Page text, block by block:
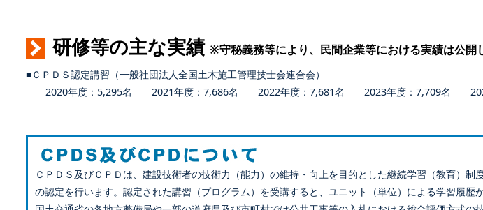
研修等の主な実績 ※守秘義務等により、民間企業等における実績は公開
■ＣＰＤＳ認定講習（一般社団法人全国土木施工管理技士会連合会）
2020年度：5,295名 2021年度：7,686名 2022年度：7,681名 2023年度：7,709名
ＣＰＤＳ及びＣＰＤは、建設技術者の技術力（能力）の維持・向上を目的とした継続学習（教育）
の認定を行います。認定された講習（プログラム）を受講すると、ユニット（単位）による学習履